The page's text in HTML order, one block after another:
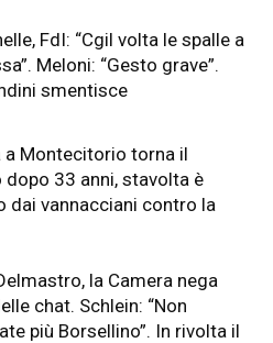
FdI: “Cgil volta le spalle a
Meloni: “Gesto grave”.
smentisce
a Montecitorio torna il
dopo 33 anni, stavolta è
dai vannacciani contro la
la Camera nega
chat. Schlein: “Non
più Borsellino”. In rivolta il